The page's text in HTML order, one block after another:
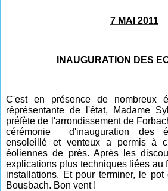
7 MAI 2011
INAUGURATION DES
C'est en présence de nombreux
réprésentante de l'état, Madame
préfète de l'arrondissement de
cérémonie d'inauguration des
ensoleillé et venteux a permis à
éoliennes de près. Après les
explications plus techniques liées au
installations. Et pour terminer, le
Bousbach. Bon vent !